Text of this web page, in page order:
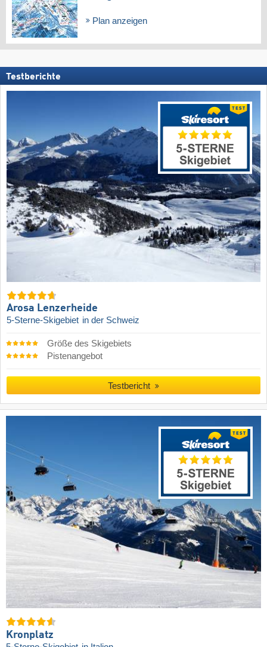
Plan anzeigen
Testberichte
Arosa Lenzerheide
5-Sterne-Skigebiet in der Schweiz
Größe des Skigebiets
Pistenangebot
Testbericht
Kronplatz